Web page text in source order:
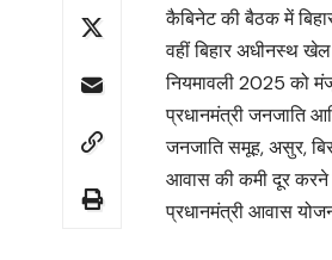
कैबिनेट की बैठक में
वहीं बिहार अधीनस्थ खेल
नियमावली 2025 को
प्रधानमंत्री जनजाति
जनजाति समूह, असुर,
आवास की कमी दूर करने
प्रधानमंत्री आवास